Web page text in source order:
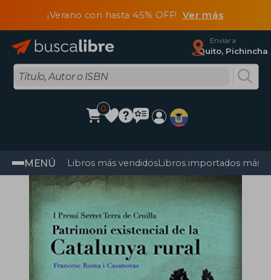
¡Verano con hasta 45% OFF! Ver más
Enviar a
Quito, Pichincha
0
MENÚ Libros más vendidosLibros importados más